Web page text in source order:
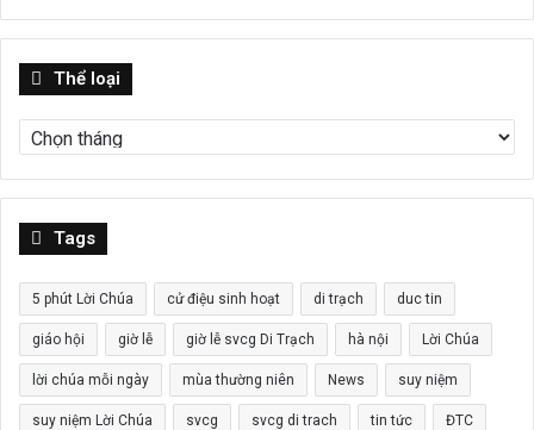
Thể loại
loại
Tags
5 phút Lời Chúa cử điệu sinh hoạt di trạch duc tin
giáo hội giờ lễ giờ lễ svcg Di Trạch hà nội Lời Chúa
lời chúa mỗi ngày mùa thường niên News suy niệm
suy niệm Lời Chúa svcg svcg di trach tin tức ĐTC